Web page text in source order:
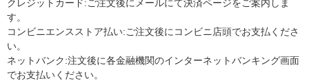
クレジットカード:ご注文後にメールにて決済ページをご案内しま
す。
コンビニエンスストア払い:ご注文後にコンビニ店頭でお支払くださ
い。
ネットバンク:注文後に各金融機関のインターネットバンキング画面
でお支払いください。